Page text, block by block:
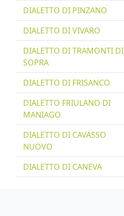
DIALETTO DI PINZANO
DIALETTO DI VIVARO
DIALETTO DI TRAMONTI DI
SOPRA
DIALETTO DI FRISANCO
DIALETTO FRIULANO DI
MANIAGO
DIALETTO DI CAVASSO
NUOVO
DIALETTO DI CANEVA